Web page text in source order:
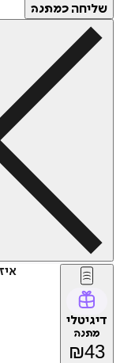
שליחה כמתנה
דיגיטלי
מתנה
₪43